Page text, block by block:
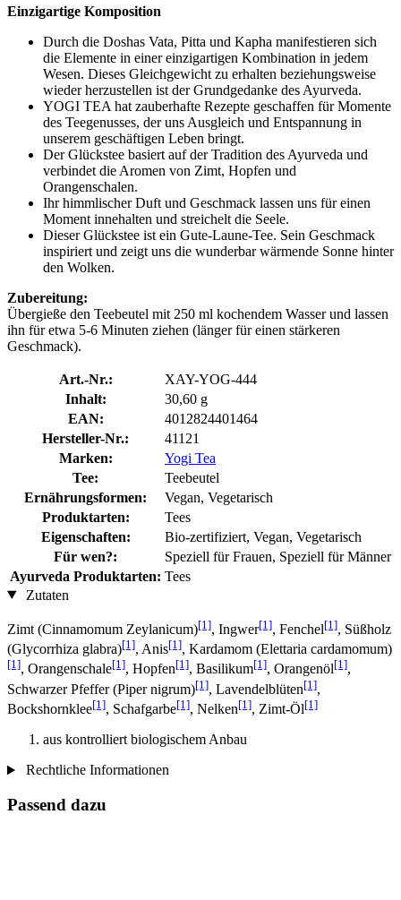
Einzigartige Komposition
Durch die Doshas Vata, Pitta und Kapha manifestieren sich
die Elemente in einer einzigartigen Kombination in jedem
Wesen. Dieses Gleichgewicht zu erhalten beziehungsweise
wieder herzustellen ist der Grundgedanke des Ayurveda.
YOGI TEA hat zauberhafte Rezepte geschaffen für Momente
des Teegenusses, der uns Ausgleich und Entspannung in
unserem geschäftigen Leben bringt.
Der Glückstee basiert auf der Tradition des Ayurveda und
verbindet die Aromen von Zimt, Hopfen und
Orangenschalen.
Ihr himmlischer Duft und Geschmack lassen uns für einen
Moment innehalten und streichelt die Seele.
Dieser Glückstee ist ein Gute-Laune-Tee. Sein Geschmack
inspiriert und zeigt uns die wunderbar wärmende Sonne hinter
den Wolken.
Zubereitung:
Übergieße den Teebeutel mit 250 ml kochendem Wasser und lassen
ihn für etwa 5-6 Minuten ziehen (länger für einen stärkeren
Geschmack).
Art.-Nr.:
XAY-YOG-444
Inhalt:
30,60 g
EAN:
4012824401464
Hersteller-Nr.:
41121
Marken:
Yogi Tea
Tee:
Teebeutel
Ernährungsformen:
Vegan, Vegetarisch
Produktarten:
Tees
Eigenschaften:
Bio-zertifiziert, Vegan, Vegetarisch
Für wen?:
Speziell für Frauen, Speziell für Männer
Ayurveda Produktarten: Tees
Zutaten
Zimt (Cinnamomum Zeylanicum)[1], Ingwer[1], Fenchel[1], Süßholz
(Glycorrhiza glabra)[1], Anis[1], Kardamom (Elettaria cardamomum)
[1], Orangenschale[1], Hopfen[1], Basilikum[1], Orangenöl[1],
Schwarzer Pfeffer (Piper nigrum)[1], Lavendelblüten[1],
Bockshornklee[1], Schafgarbe[1], Nelken[1], Zimt-Öl[1]
aus kontrolliert biologischem Anbau
Rechtliche Informationen
Passend dazu